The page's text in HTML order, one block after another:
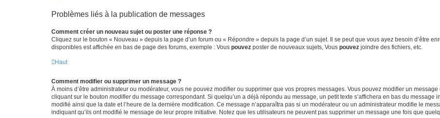
Problèmes liés à la publication de messages
Comment créer un nouveau sujet ou poster une réponse ?
Cliquez sur le bouton « Nouveau » depuis la page d’un forum ou « Répondre » depuis la page d’un sujet. Il se peut que vous ayez besoin d’être
disponibles est affichée en bas de page des forums, exemple : Vous pouvez poster de nouveaux sujets, Vous pouvez joindre des fichiers, etc.
Haut
Comment modifier ou supprimer un message ?
À moins d’être administrateur ou modérateur, vous ne pouvez modifier ou supprimer que vos propres messages. Vous pouvez modifier un
cliquant sur le bouton modifierdu message correspondant. Si quelqu’un a déjà répondu au message, un petit texte s’affichera en bas du message
modifié ainsi que la date et l’heure de la dernière modification. Ce message n’apparaîtra pas si un modérateur ou un administrateur modifie le
indiquant qu’ils ont modifié le message de leur propre initiative. Notez que les utilisateurs ne peuvent pas supprimer un message une fois que